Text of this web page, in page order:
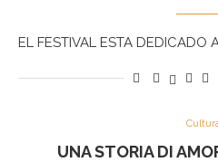
EL FESTIVAL ESTA DEDICADO
UNA STORIA DI